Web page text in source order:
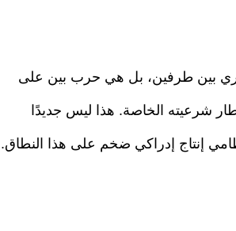
بين طرفين، بل هي حرب بين على
شرعيته الخاصة. هذا ليس جديدًا
إنتاج إدراكي ضخم على هذا النطاق.